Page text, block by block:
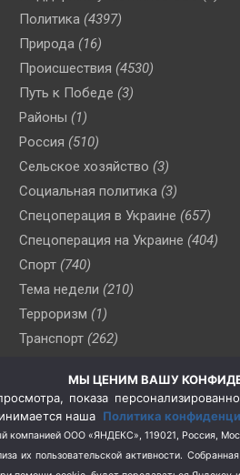
Политика (4397)
Природа (16)
Происшествия (4530)
Путь к Победе (3)
Районы (1)
Россия (510)
Сельское хозяйство (3)
Социальная политика (3)
Спецоперация в Украине (657)
Спецоперация на Украине (404)
Спорт (740)
Тема недели (210)
Терроризм (1)
Транспорт (262)
(76)
Цены (2)
Школа и спорт (2)
Экология (8)
МЫ ЦЕНИМ ВАШУ
показа
наша Политика
компанией ООО «ЯНДЕКС», 119021, Россия,
их пользовательской активности.